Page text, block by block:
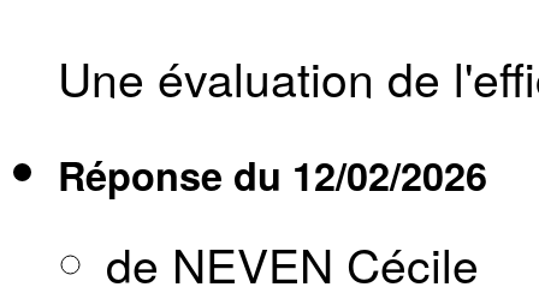
Une évaluation de
Réponse du 12/02/2026
de NEVEN Cécile